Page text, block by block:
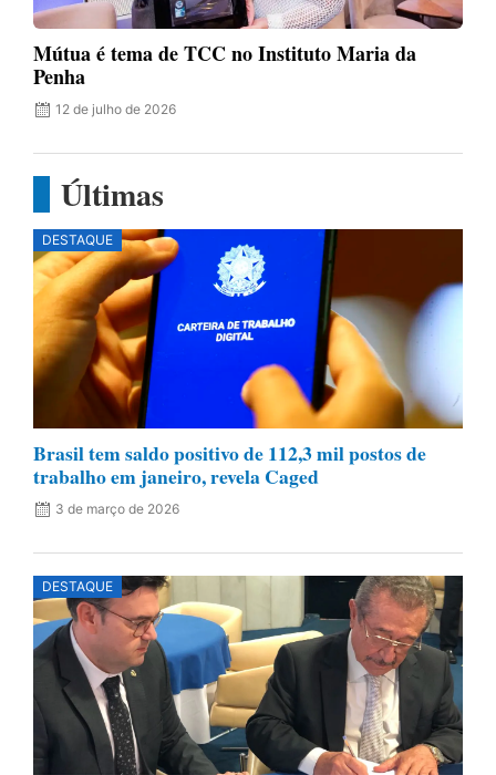
Mútua é tema de TCC no Instituto Maria da
Penha
12 de julho de 2026
Últimas
DESTAQUE
Brasil tem saldo positivo de 112,3 mil postos de
trabalho em janeiro, revela Caged
3 de março de 2026
DESTAQUE